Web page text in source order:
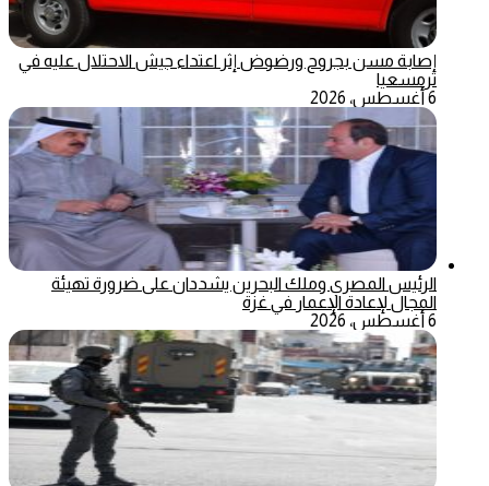
إصابة مسن بجروح ورضوض إثر اعتداء جيش الاحتلال عليه في
ترمسعيا
6 أغسطس، 2026
الرئيس المصري وملك البحرين يشددان على ضرورة تهيئة
المجال لإعادة الإعمار في غزة
6 أغسطس، 2026